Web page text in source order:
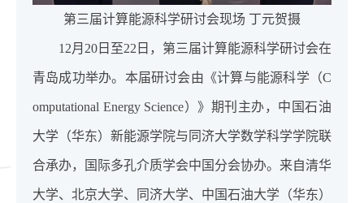
第三届计算能源科学研讨会现场 丁元贺摄
12月20日至22日，第三届计算能源科学研讨会在
青岛成功举办。本届研讨会由《计算与能源科学（C
omputational Energy Science）》期刊主办，中国石油
大学（华东）新能源学院与同济大学数学科学学院联
合承办，国际多孔介质学会中国分会协办。来自清华
大学、北京大学、同济大学、中国石油大学（华东）